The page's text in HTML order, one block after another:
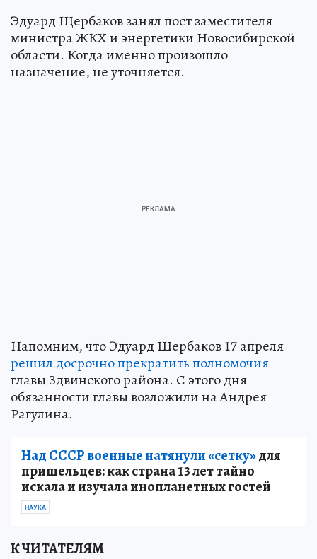
Эдуард Щербаков занял пост заместителя
министра ЖКХ и энергетики Новосибирской
области. Когда именно произошло
назначение, не уточняется.
Напомним, что Эдуард Щербаков 17 апреля
решил досрочно прекратить полномочия
главы Здвинского района. С этого дня
обязанности главы возложили на Андрея
Рагулина.
Над СССР военные натянули «сетку»для
пришельцев: как страна 13 лет тайно
искала и изучала инопланетных гостей
НАУКА
К ЧИТАТЕЛЯМ